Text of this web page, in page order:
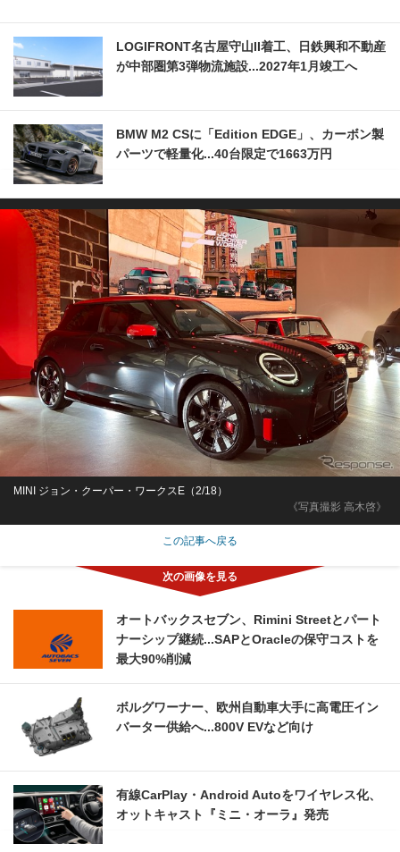
LOGIFRONT名古屋守山II着工、日鉄興和不動産
が中部圏第3弾物流施設...2027年1月竣工へ
BMW M2 CSに「Edition EDGE」、カーボン製
パーツで軽量化...40台限定で1663万円
《写真撮影 高木啓》
MINI ジョン・クーパー・ワークスE（2/18）
この記事へ戻る
オートバックスセブン、Rimini Streetとパート
ナーシップ継続...SAPとOracleの保守コストを
最大90%削減
ボルグワーナー、欧州自動車大手に高電圧イン
バーター供給へ...800V EVなど向け
有線CarPlay・Android Autoをワイヤレス化、
オットキャスト『ミニ・オーラ』発売